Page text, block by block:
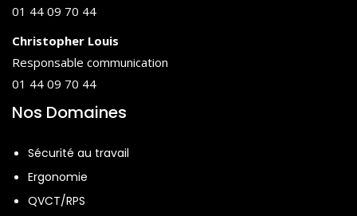
01 44 09 70 44
Christopher Louis
Responsable communication
01 44 09 70 44
Nos Domaines
Sécurité au travail
Ergonomie
QVCT/RPS